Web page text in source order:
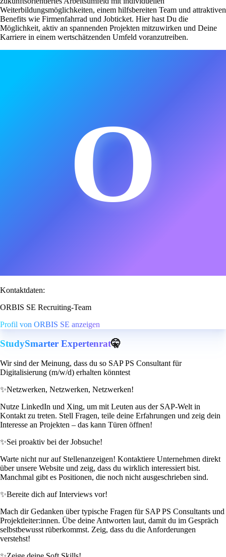
Weiterbildungsmöglichkeiten, einem hilfsbereiten Team und attraktiven
Benefits wie Firmenfahrrad und Jobticket. Hier hast Du die
Möglichkeit, aktiv an spannenden Projekten mitzuwirken und Deine
Karriere in einem wertschätzenden Umfeld voranzutreiben.
O
Kontaktdaten:
ORBIS SE Recruiting-Team
Profil von ORBIS SE anzeigen
StudySmarter Expertenrat🤫
Wir sind der Meinung, dass du so SAP PS Consultant für
Digitalisierung (m/w/d) erhalten könntest
✨Netzwerken, Netzwerken, Netzwerken!
Nutze LinkedIn und Xing, um mit Leuten aus der SAP-Welt in
Kontakt zu treten. Stell Fragen, teile deine Erfahrungen und zeig dein
Interesse an Projekten – das kann Türen öffnen!
✨Sei proaktiv bei der Jobsuche!
Warte nicht nur auf Stellenanzeigen! Kontaktiere Unternehmen direkt
über unsere Website und zeig, dass du wirklich interessiert bist.
Manchmal gibt es Positionen, die noch nicht ausgeschrieben sind.
✨Bereite dich auf Interviews vor!
Mach dir Gedanken über typische Fragen für SAP PS Consultants und
Projektleiter:innen. Übe deine Antworten laut, damit du im Gespräch
selbstbewusst rüberkommst. Zeig, dass du die Anforderungen
verstehst!